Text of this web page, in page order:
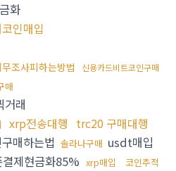
화
인매입
조사피하는방법
신용카드비트코인구매
매
거래
xrp전송대행 trc20 구매대행
매하는법 솔라나구매 usdt매입
제현금화85% xrp매입
코인추적